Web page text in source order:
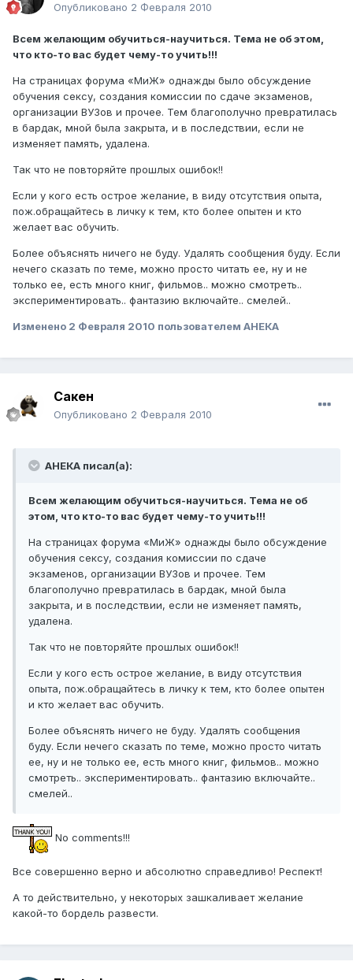
Опубликовано 2 Февраля 2010
Всем желающим обучиться-научиться. Тема не об этом,
что кто-то вас будет чему-то учить!!!
На страницах форума «МиЖ» однажды было обсуждение
обучения сексу, создания комиссии по сдаче экзаменов,
организации ВУЗов и прочее. Тем благополучно превратилась
в бардак, мной была закрыта, и в последствии, если не
изменяет память, удалена.
Так что не повторяйте прошлых ошибок!!
Если у кого есть острое желание, в виду отсутствия опыта,
пож.обращайтесь в личку к тем, кто более опытен и кто
желает вас обучить.
Более объяснять ничего не буду. Удалять сообщения буду. Если
нечего сказать по теме, можно просто читать ее, ну и не
только ее, есть много книг, фильмов.. можно смотреть..
экспериментировать.. фантазию включайте.. смелей..
Изменено 2 Февраля 2010 пользователем АНЕКА
Сакен
Опубликовано 2 Февраля 2010
АНЕКА писал(а):
Всем желающим обучиться-научиться. Тема не об
этом, что кто-то вас будет чему-то учить!!!
На страницах форума «МиЖ» однажды было обсуждение
обучения сексу, создания комиссии по сдаче
экзаменов, организации ВУЗов и прочее. Тем
благополучно превратилась в бардак, мной была
закрыта, и в последствии, если не изменяет память,
удалена.
Так что не повторяйте прошлых ошибок!!
Если у кого есть острое желание, в виду отсутствия
опыта, пож.обращайтесь в личку к тем, кто более опытен
и кто желает вас обучить.
Более объяснять ничего не буду. Удалять сообщения
буду. Если нечего сказать по теме, можно просто читать
ее, ну и не только ее, есть много книг, фильмов.. можно
смотреть.. экспериментировать.. фантазию включайте..
смелей..
No comments!!!
Все совершенно верно и абсолютно справедливо! Респект!
А то действительно, у некоторых зашкаливает желание
какой-то бордель развести.